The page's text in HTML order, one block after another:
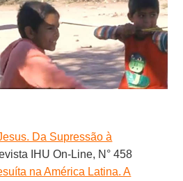
Da Supressão à
IHU On-Line, N° 458
na América Latina. A